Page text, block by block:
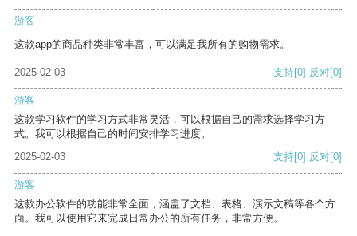
游客
这款app的商品种类非常丰富，可以满足我所有的购物需求。
2025-02-03 支持[0] 反对[0]
游客
这款学习软件的学习方式非常灵活，可以根据自己的需求选择学习方
式。我可以根据自己的时间安排学习进度。
2025-02-03
支持[0] 反对[0]
游客
这款办公软件的功能非常全面，涵盖了文档、表格、演示文稿等各个方
面。我可以使用它来完成日常办公的所有任务，非常方便。